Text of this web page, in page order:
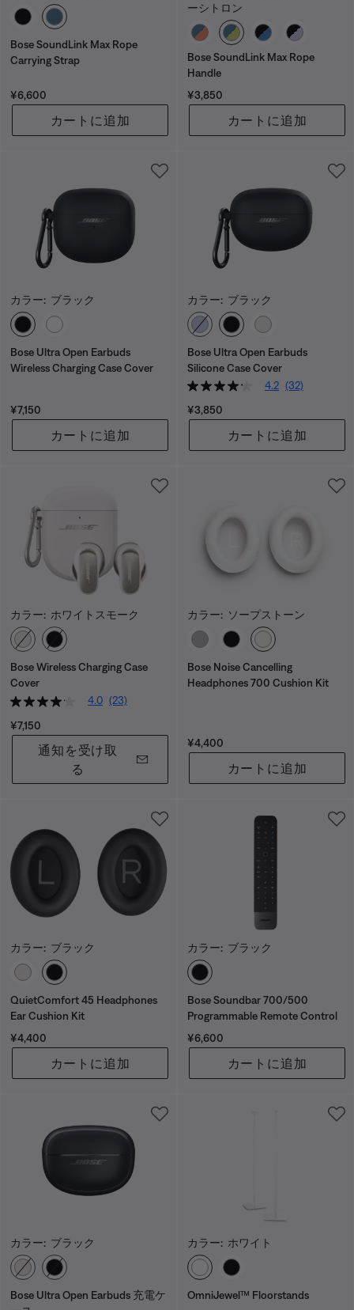
カラーの選択
Bose SoundLink Max Rope
Carrying Strap
価格:
¥6,600
カートに追加
ーシトロン
カラーの選択
Bose SoundLink Max Rope
Handle
価格:
¥3,850
カートに追加
カラー: ブラック
カラーの選択
Bose Ultra Open Earbuds
Wireless Charging Case Cover
価格:
¥7,150
カートに追加
カラー: ブラック
カラーの選択
Bose Ultra Open Earbuds
Silicone Case Cover
4.2 (32)
価格:
¥3,850
カートに追加
カラー: ホワイトスモーク
カラーの選択
Bose Wireless Charging Case
Cover
4.0 (23)
価格:
¥7,150
通知を受け取
る
カラー: ソープストーン
カラーの選択
Bose Noise Cancelling
Headphones 700 Cushion Kit
価格:
¥4,400
カートに追加
カラー: ブラック
カラーの選択
QuietComfort 45 Headphones
Ear Cushion Kit
価格:
¥4,400
カートに追加
カラー: ブラック
カラーの選択
Bose Soundbar 700/500
Programmable Remote Control
価格:
¥6,600
カートに追加
カラー: ブラック
カラーの選択
Bose Ultra Open Earbuds 充電ケ
カラー: ホワイト
カラーの選択
OmniJewel™ Floorstands